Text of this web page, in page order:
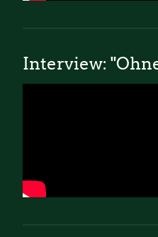
Interview: